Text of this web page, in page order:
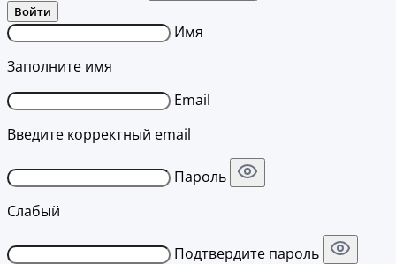
Войти
Имя
Заполните имя
Email
Введите корректный email
Пароль
Слабый
Подтвердите пароль